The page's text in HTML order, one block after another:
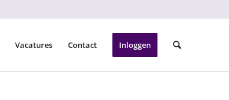
Vacatures Contact Inloggen